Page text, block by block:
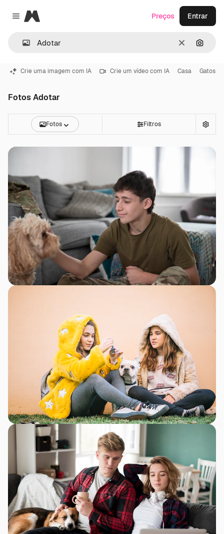
Close menu
Magnific
Limpar
Preços Entrar
Crie uma imagem com IA Crie um vídeo com IA Casa Gatos
Fotos Adotar
Fotos Filtros